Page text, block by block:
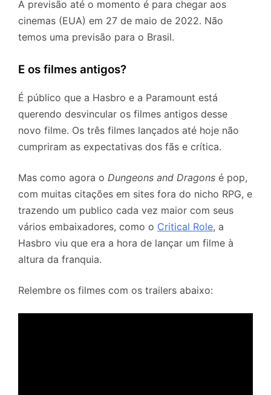
A previsão até o momento é para chegar aos
cinemas (EUA) em 27 de maio de 2022. Não
temos uma previsão para o Brasil.
E os filmes antigos?
É público que a Hasbro e a Paramount está
querendo desvincular os filmes antigos desse
novo filme. Os três filmes lançados até hoje não
cumpriram as expectativas dos fãs e crítica.
Mas como agora o Dungeons and Dragons é pop,
com muitas citações em sites fora do nicho RPG, e
trazendo um publico cada vez maior com seus
vários embaixadores, como o Critical Role, a
Hasbro viu que era a hora de lançar um filme à
altura da franquia.
Relembre os filmes com os trailers abaixo: